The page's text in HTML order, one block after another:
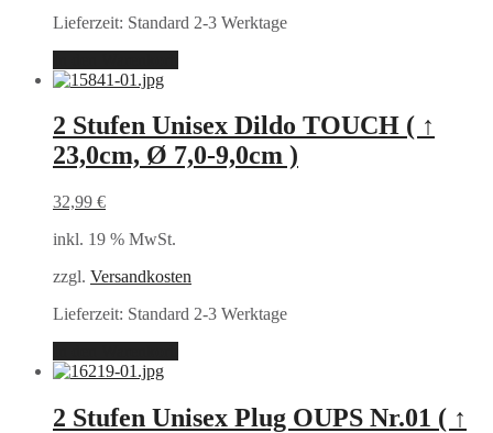
Lieferzeit: Standard 2-3 Werktage
2 Stufen Unisex Dildo TOUCH ( ↑
23,0cm, Ø 7,0-9,0cm )
32,99 €
inkl. 19 % MwSt.
zzgl. Versandkosten
Lieferzeit: Standard 2-3 Werktage
2 Stufen Unisex Plug OUPS Nr.01 ( ↑